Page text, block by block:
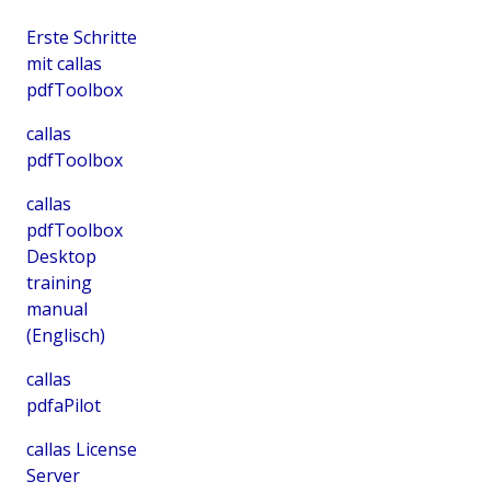
Erste Schritte
mit callas
pdfToolbox
callas
pdfToolbox
callas
pdfToolbox
Desktop
training
manual
(Englisch)
callas
pdfaPilot
callas License
Server